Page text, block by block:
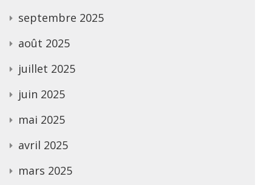
septembre 2025
août 2025
juillet 2025
juin 2025
mai 2025
avril 2025
mars 2025